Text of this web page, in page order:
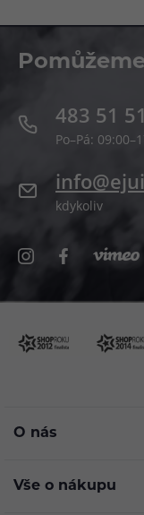
483 51
Po–Pá:
kdykoliv
O nás
Vše o nákupu